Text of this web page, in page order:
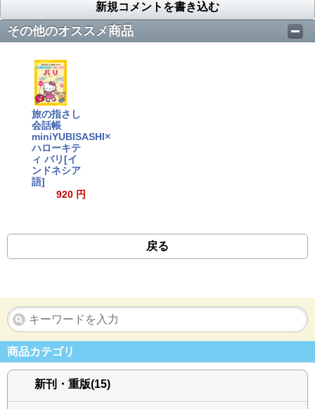
新規コメントを書き込む
その他のオススメ商品
旅の指さし
会話帳
miniYUBISASHI×
ハローキテ
ィ バリ[イ
ンドネシア
語]
920 円
戻る
商品カテゴリ
新刊・重版(15)